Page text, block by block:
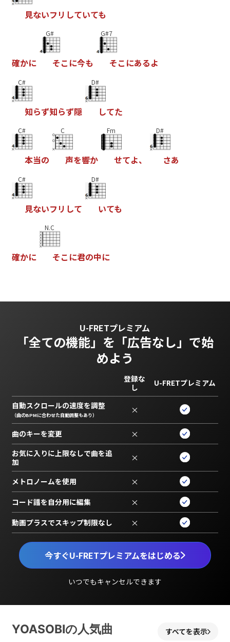
見ないフ リ していても
確かに
G#
そこ に今も
G#7
そこ にあるよ
C#
知らず知らず隠
D#
してた
C#
本当の
C
声を響か
Fm
せてよ、
D#
さあ
C#
見ないフ リ して
D#
いても
確かに
N.C
そこ に君の中に
U-FRETプレミアム
「全ての機能」を 「広告なし」で始
めよう
今すぐU-FRETプレミアムをはじめる
いつでもキャンセルできます
登録な
し
U-FRETプレミアム
自動スクロールの速度を調整
（曲のBPMに合わせた自動調整もあり） ×
曲のキーを変更 ×
お気に入りに上限なしで曲を追
加
×
メトロノームを使用 ×
コード譜を自分用に編集 ×
動画プラスでスキップ制限なし ×
YOASOBIの人気曲 すべてを表示